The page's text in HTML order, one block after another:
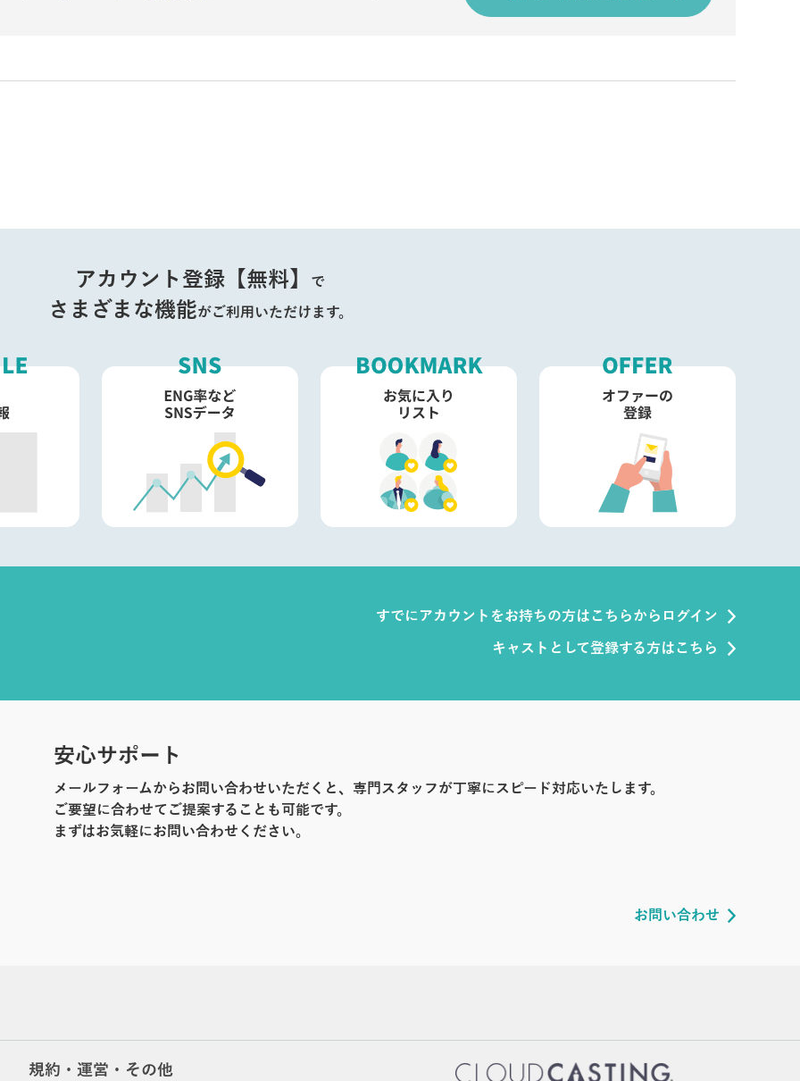
アカウント登録【無料】 で
さまざまな機能がご利用いただけます。
すでにアカウントをお持ちの方はこちらからログイン
キャストとして登録する方はこちら
安心サポート
メールフォームからお問い合わせいただくと、専門スタッフが丁寧にスピード対応いたします。
ご要望に合わせてご提案することも可能です。
まずはお気軽にお問い合わせください。
お問い合わせ
規約・運営・その他